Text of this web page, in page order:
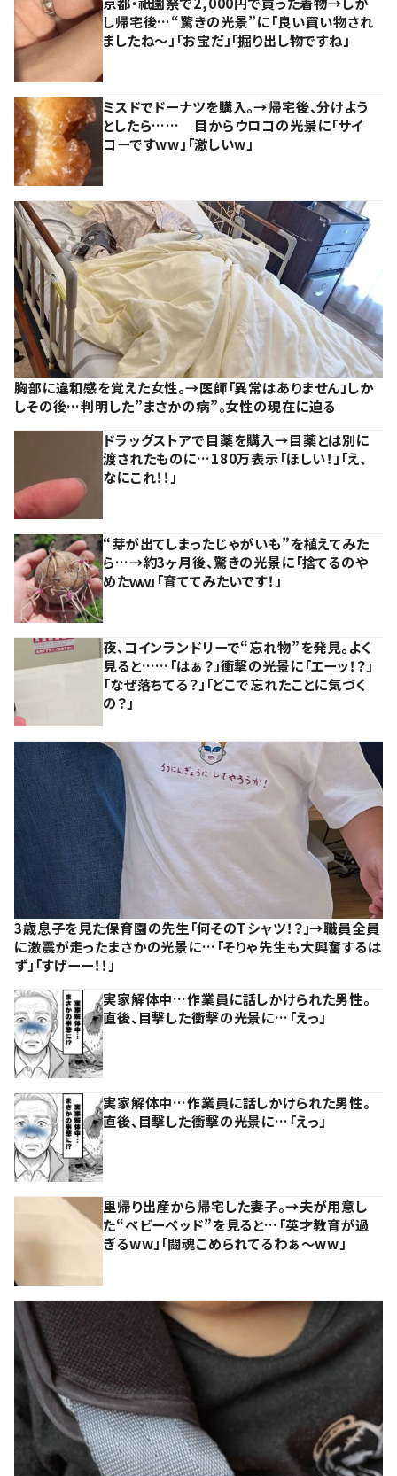
し帰宅後…“驚きの光景”に「良い買い物され
ましたね～」「お宝だ」「掘り出し物ですね」
ミスドでドーナツを購入。→帰宅後、分けよう
としたら…… 目からウロコの光景に「サイ
コーですww」「激しいw」
胸部に違和感を覚えた女性。→医師「異常はありません」しか
しその後…判明した”まさかの病”。女性の現在に迫る
ドラッグストアで目薬を購入→目薬とは別に
渡されたものに…180万表示「ほしい！」「え、
なにこれ！！」
“芽が出てしまったじゃがいも”を植えてみた
ら…→約3ヶ月後、驚きの光景に「捨てるのや
めたｗｗ」「育ててみたいです！」
夜、コインランドリーで“忘れ物”を発見。よく
見ると……「はぁ？」衝撃の光景に「エーッ！？」
「なぜ落ちてる？」「どこで忘れたことに気づく
の？」
3歳息子を見た保育園の先生「何そのTシャツ！？」→職員全員
に激震が走ったまさかの光景に…「そりゃ先生も大興奮するは
ず」「すげーー！！」
実家解体中…作業員に話しかけられた男性。
直後、目撃した衝撃の光景に…「えっ」
実家解体中…作業員に話しかけられた男性。
直後、目撃した衝撃の光景に…「えっ」
里帰り出産から帰宅した妻子。→夫が用意し
た“ベビーベッド”を見ると…「英才教育が過
ぎるww」「闘魂こめられてるわぁ～ww」